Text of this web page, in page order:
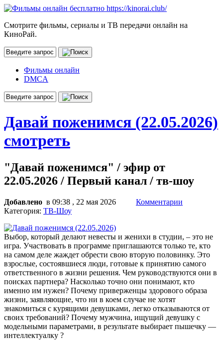
Смотрите фильмы, сериалы и ТВ передачи онлайн на
КиноРай.
Фильмы онлайн
DMCA
Давай поженимся (22.05.2026)
смотреть
"Давай поженимся" / эфир от
22.05.2026 / Первый канал / тв-шоу
Добавлено в 09:38 , 22 мая 2026
Комментарии
Категория: ТВ-Шоу
Выбор, который делают невесты и женихи в студии, – это не
игра. Участвовать в программе приглашаются только те, кто
на самом деле жаждет обрести свою вторую половинку. Это
взрослые, состоявшиеся люди, готовые к принятию самого
ответственного в жизни решения. Чем руководствуются они в
поисках партнера? Насколько точно они понимают, кто
именно им нужен? Почему приверженцы здорового образа
жизни, заявляющие, что ни в коем случае не хотят
знакомиться с курящими девушками, легко отказываются от
своих требований? Почему мужчина, ищущий девушку с
модельными параметрами, в результате выбирает пышечку —
интеллектуалку ?